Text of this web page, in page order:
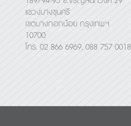
แขวงบางขุนศรี
เขตบางกอกน้อย กรุงเทพฯ
10700
โทร. 02 866 6969, 088 757 0018